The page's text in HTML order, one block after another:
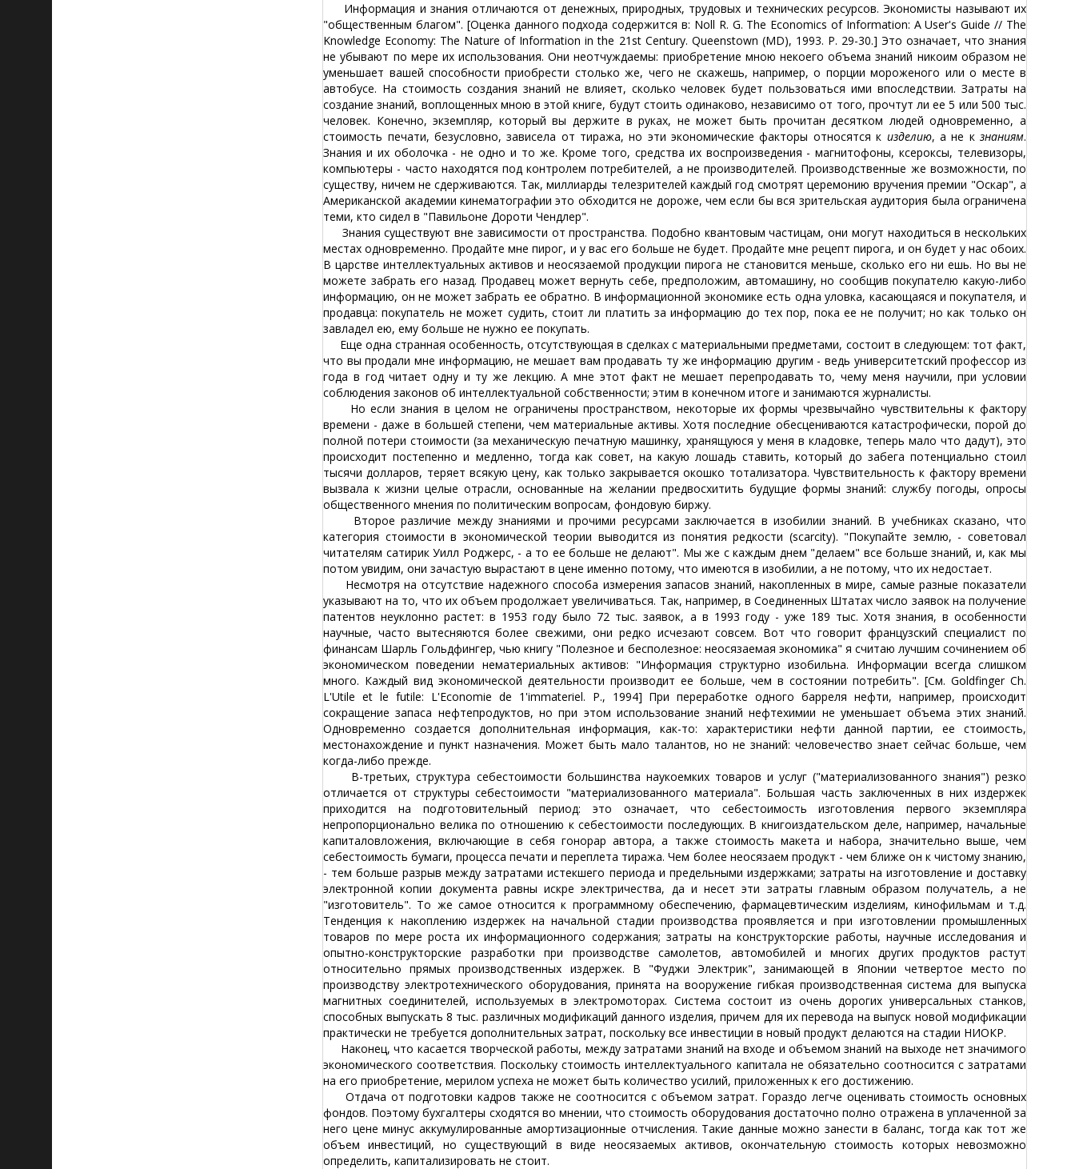
Информация и знания отличаются от денежных, природных, трудовых и технических ресурсов. Экономисты называют их
"общественным благом". [Оценка данного подхода содержится в: Noll R. G. The Economics of Information: A User's Guide // The
Knowledge Economy: The Nature of Information in the 21st Century. Queenstown (MD), 1993. P. 29-30.] Это означает, что знания
не убывают по мере их использования. Они неотчуждаемы: приобретение мною некоего объема знаний никоим образом не
уменьшает вашей способности приобрести столько же, чего не скажешь, например, о порции мороженого или о месте в
автобусе. На стоимость создания знаний не влияет, сколько человек будет пользоваться ими впоследствии. Затраты на
создание знаний, воплощенных мною в этой книге, будут стоить одинаково, независимо от того, прочтут ли ее 5 или 500 тыс.
человек. Конечно, экземпляр, который вы держите в руках, не может быть прочитан десятком людей одновременно, а
стоимость печати, безусловно, зависела от тиража, но эти экономические факторы относятся к изделию, а не к знаниям.
Знания и их оболочка - не одно и то же. Кроме того, средства их воспроизведения - магнитофоны, ксероксы, телевизоры,
компьютеры - часто находятся под контролем потребителей, а не производителей. Производственные же возможности, по
существу, ничем не сдерживаются. Так, миллиарды телезрителей каждый год смотрят церемонию вручения премии "Оскар", а
Американской академии кинематографии это обходится не дороже, чем если бы вся зрительская аудитория была ограничена
теми, кто сидел в "Павильоне Дороти Чендлер".
Знания существуют вне зависимости от пространства. Подобно квантовым частицам, они могут находиться в нескольких
местах одновременно. Продайте мне пирог, и у вас его больше не будет. Продайте мне рецепт пирога, и он будет у нас обоих.
В царстве интеллектуальных активов и неосязаемой продукции пирога не становится меньше, сколько его ни ешь. Но вы не
можете забрать его назад. Продавец может вернуть себе, предположим, автомашину, но сообщив покупателю какую-либо
информацию, он не может забрать ее обратно. В информационной экономике есть одна уловка, касающаяся и покупателя, и
продавца: покупатель не может судить, стоит ли платить за информацию до тех пор, пока ее не получит; но как только он
завладел ею, ему больше не нужно ее покупать.
Еще одна странная особенность, отсутствующая в сделках с материальными предметами, состоит в следующем: тот факт,
что вы продали мне информацию, не мешает вам продавать ту же информацию другим - ведь университетский профессор из
года в год читает одну и ту же лекцию. А мне этот факт не мешает перепродавать то, чему меня научили, при условии
соблюдения законов об интеллектуальной собственности; этим в конечном итоге и занимаются журналисты.
Но если знания в целом не ограничены пространством, некоторые их формы чрезвычайно чувствительны к фактору
времени - даже в большей степени, чем материальные активы. Хотя последние обесцениваются катастрофически, порой до
полной потери стоимости (за механическую печатную машинку, хранящуюся у меня в кладовке, теперь мало что дадут), это
происходит постепенно и медленно, тогда как совет, на какую лошадь ставить, который до забега потенциально стоил
тысячи долларов, теряет всякую цену, как только закрывается окошко тотализатора. Чувствительность к фактору времени
вызвала к жизни целые отрасли, основанные на желании предвосхитить будущие формы знаний: службу погоды, опросы
общественного мнения по политическим вопросам, фондовую биржу.
Второе различие между знаниями и прочими ресурсами заключается в изобилии знаний. В учебниках сказано, что
категория стоимости в экономической теории выводится из понятия редкости (scarcity). "Покупайте землю, - советовал
читателям сатирик Уилл Роджерс, - а то ее больше не делают". Мы же с каждым днем "делаем" все больше знаний, и, как мы
потом увидим, они зачастую вырастают в цене именно потому, что имеются в изобилии, а не потому, что их недостает.
Несмотря на отсутствие надежного способа измерения запасов знаний, накопленных в мире, самые разные показатели
указывают на то, что их объем продолжает увеличиваться. Так, например, в Соединенных Штатах число заявок на получение
патентов неуклонно растет: в 1953 году было 72 тыс. заявок, а в 1993 году - уже 189 тыс. Хотя знания, в особенности
научные, часто вытесняются более свежими, они редко исчезают совсем. Вот что говорит французский специалист по
финансам Шарль Гольдфингер, чью книгу "Полезное и бесполезное: неосязаемая экономика" я считаю лучшим сочинением об
экономическом поведении нематериальных активов: "Информация структурно изобильна. Информации всегда слишком
много. Каждый вид экономической деятельности производит ее больше, чем в состоянии потребить". [См. Goldfinger Ch.
L'Utile et le futile: L'Economie de 1'immateriel. P., 1994] При переработке одного барреля нефти, например, происходит
сокращение запаса нефтепродуктов, но при этом использование знаний нефтехимии не уменьшает объема этих знаний.
Одновременно создается дополнительная информация, как-то: характеристики нефти данной партии, ее стоимость,
местонахождение и пункт назначения. Может быть мало талантов, но не знаний: человечество знает сейчас больше, чем
когда-либо прежде.
В-третьих, структура себестоимости большинства наукоемких товаров и услуг ("материализованного знания") резко
отличается от структуры себестоимости "материализованного материала". Большая часть заключенных в них издержек
приходится на подготовительный период: это означает, что себестоимость изготовления первого экземпляра
непропорционально велика по отношению к себестоимости последующих. В книгоиздательском деле, например, начальные
капиталовложения, включающие в себя гонорар автора, а также стоимость макета и набора, значительно выше, чем
себестоимость бумаги, процесса печати и переплета тиража. Чем более неосязаем продукт - чем ближе он к чистому знанию,
- тем больше разрыв между затратами истекшего периода и предельными издержками; затраты на изготовление и доставку
электронной копии документа равны искре электричества, да и несет эти затраты главным образом получатель, а не
"изготовитель". То же самое относится к программному обеспечению, фармацевтическим изделиям, кинофильмам и т.д.
Тенденция к накоплению издержек на начальной стадии производства проявляется и при изготовлении промышленных
товаров по мере роста их информационного содержания; затраты на конструкторские работы, научные исследования и
опытно-конструкторские разработки при производстве самолетов, автомобилей и многих других продуктов растут
относительно прямых производственных издержек. В "Фуджи Электрик", занимающей в Японии четвертое место по
производству электротехнического оборудования, принята на вооружение гибкая производственная система для выпуска
магнитных соединителей, используемых в электромоторах. Система состоит из очень дорогих универсальных станков,
способных выпускать 8 тыс. различных модификаций данного изделия, причем для их перевода на выпуск новой модификации
практически не требуется дополнительных затрат, поскольку все инвестиции в новый продукт делаются на стадии НИОКР.
Наконец, что касается творческой работы, между затратами знаний на входе и объемом знаний на выходе нет значимого
экономического соответствия. Поскольку стоимость интеллектуального капитала не обязательно соотносится с затратами
на его приобретение, мерилом успеха не может быть количество усилий, приложенных к его достижению.
Отдача от подготовки кадров также не соотносится с объемом затрат. Гораздо легче оценивать стоимость основных
фондов. Поэтому бухгалтеры сходятся во мнении, что стоимость оборудования достаточно полно отражена в уплаченной за
него цене минус аккумулированные амортизационные отчисления. Такие данные можно занести в баланс, тогда как тот же
объем инвестиций, но существующий в виде неосязаемых активов, окончательную стоимость которых невозможно
определить, капитализировать не стоит.